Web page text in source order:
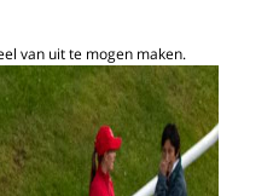
van uit te mogen maken.